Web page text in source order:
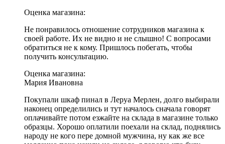
Оценка магазина:
Не понравилось отношение сотрудников магазина к
своей работе. Их не видно и не слышно! С вопросами
обратиться не к кому. Пришлось побегать, чтобы
получить консультацию.
Оценка магазина:
Мария Ивановна
Покупали шкаф пинал в Леруа Мерлен, долго выбирали
наконец определились и тут началось сначала говорят
оплачивайте потом езжайте на склада в магазине только
образцы. Хорошо оплатили поехали на склад, поднялись
народу не кого пере домной мужчина, ну как же все